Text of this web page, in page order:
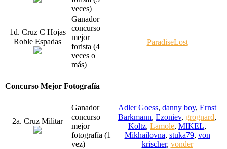
veces)
1d. Cruz C Hojas
Roble Espadas
Ganador
concurso
mejor
forista (4
veces o
más)
ParadiseLost
Concurso Mejor Fotografía
2a. Cruz Militar
Ganador
concurso
mejor
fotografía (1
vez)
Adler Goess, danny boy, Ernst
Barkmann, Ezoniev, grognard,
Koltz, Lamole, MIKEL,
Mikhailovna, stuka79, von
krischer, vonder